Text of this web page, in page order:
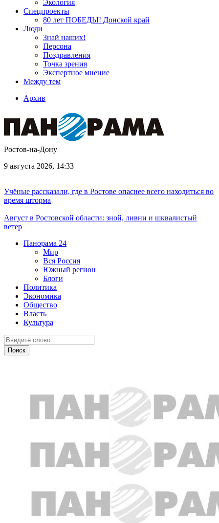
Экология
Спецпроекты
80 лет ПОБЕДЫ! Донской край
Люди
Знай наших!
Персона
Поздравления
Точка зрения
Экспертное мнение
Между тем
Архив
Ростов-на-Дону
9 августа 2026, 14:33
Учёные рассказали, где в Ростове опаснее всего находиться во
время шторма
Август в Ростовской области: зной, ливни и шквалистый
ветер
Панорама 24
Мир
Вся Россия
Южный регион
Блоги
Политика
Экономика
Общество
Власть
Культура